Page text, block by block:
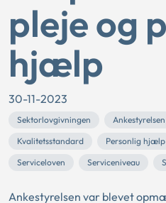
pleje og
hjælp
30-11-2023
Sektorlovgivningen Ankestyrelsen
Kvalitetsstandard
Personlig hjælp
Serviceloven
Serviceniveau
Ankestyrelsen var blevet